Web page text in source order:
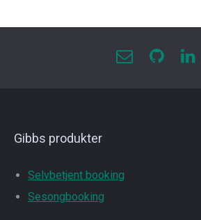
Gibbs produkter
Selvbetjent booking
Sesongbooking